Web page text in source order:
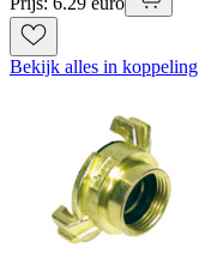
Bekijk alles in koppeling